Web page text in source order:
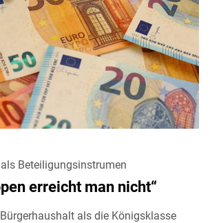
Beteiligungsinstrumen
erreicht man nicht“
als die Königsklasse